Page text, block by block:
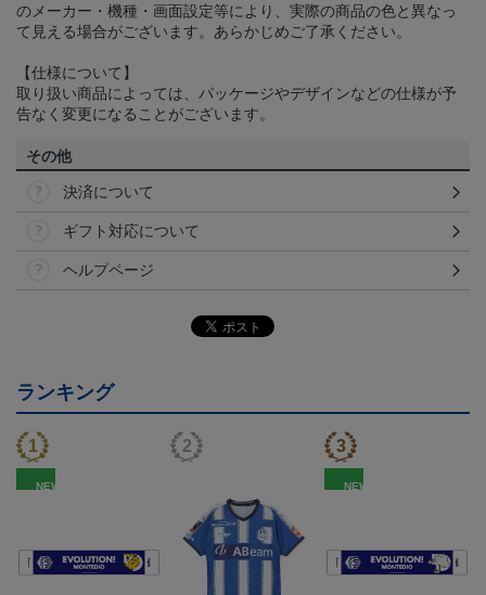
のメーカー・機種・画面設定等により、実際の商品の色と異なっ
て見える場合がございます。あらかじめご了承ください。
【仕様について】
取り扱い商品によっては、パッケージやデザインなどの仕様が予
告なく変更になることがございます。
その他
決済について
ギフト対応について
ヘルプページ
ランキング
NEW NEW